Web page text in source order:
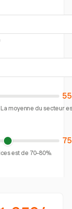
moyenne du secteur
est de 70–80%.